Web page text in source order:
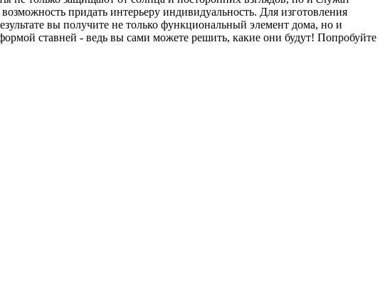
придать интерьеру индивидуальность. Для изготовления
вы получите не только функциональный элемент дома, но и
ставней - ведь вы сами можете решить, какие они будут! Попробуйте